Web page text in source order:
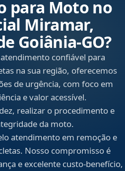
para Moto no
Miramar,
Goiânia‑GO?
confiável para
na sua região, oferecemos
de urgência, com foco em
e valor acessível.
realizar o procedimento e
da moto.
atendimento em remoção e
Nosso compromisso é
e excelente custo-benefício,